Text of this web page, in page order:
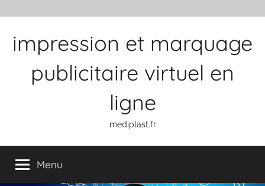
impression et marquage
publicitaire virtuel en
ligne
mediplast.fr
Menu